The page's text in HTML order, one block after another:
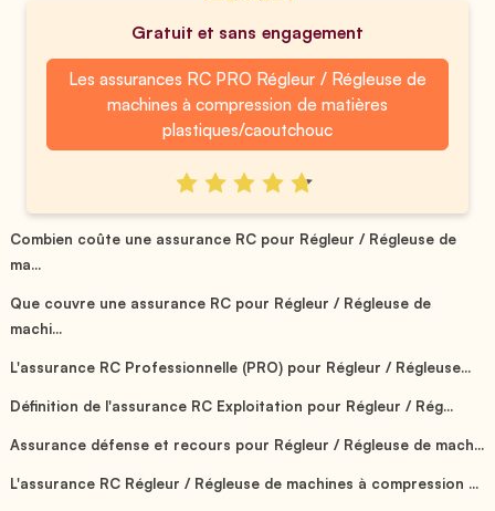
Gratuit et sans engagement
Les assurances RC PRO Régleur / Régleuse de
machines à compression de matières
plastiques/caoutchouc
Combien coûte une assurance RC pour Régleur / Régleuse de
ma...
Que couvre une assurance RC pour Régleur / Régleuse de
machi...
L'assurance RC Professionnelle (PRO) pour Régleur / Régleuse...
Définition de l'assurance RC Exploitation pour Régleur / Rég...
Assurance défense et recours pour Régleur / Régleuse de mach...
L'assurance RC Régleur / Régleuse de machines à compression ...